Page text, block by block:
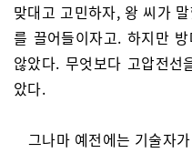
맞대고 고민하자, 왕 씨가
를 끌어들이자고. 하지만
않았다. 무엇보다 고압전
았다.
그나마 예전에는 기술자